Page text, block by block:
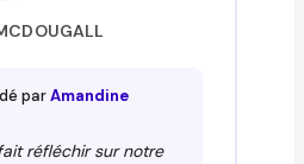
parAmandine
réfléchir sur notre